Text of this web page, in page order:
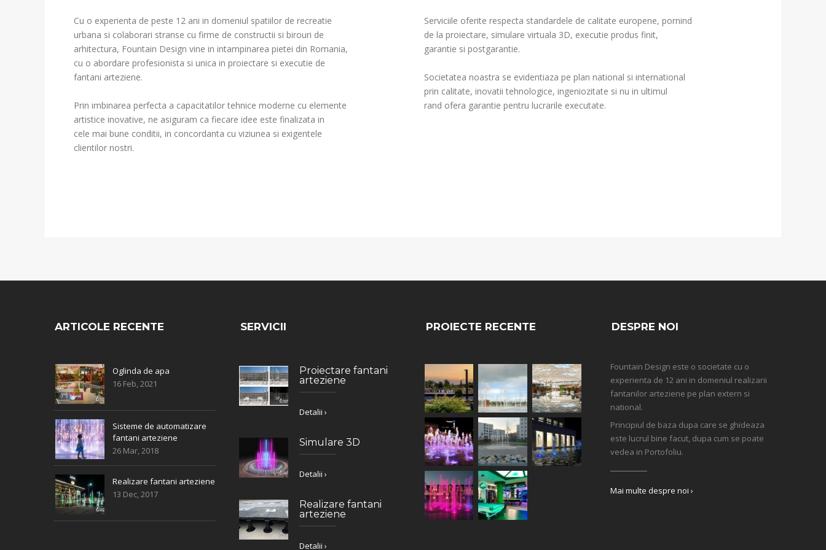
Cu o experienta de peste 12 ani in domeniul spatiilor de recreatie
urbana si colaborari stranse cu firme de constructii si birouri de
arhitectura, Fountain Design vine in intampinarea pietei din Romania,
cu o abordare profesionista si unica in proiectare si executie de
fantani arteziene.
Prin imbinarea perfecta a capacitatilor tehnice moderne cu elemente
artistice inovative, ne asiguram ca fiecare idee este finalizata in
cele mai bune conditii, in concordanta cu viziunea si exigentele
clientilor nostri.
Serviciile oferite respecta standardele de calitate europene, pornind
de la proiectare, simulare virtuala 3D, executie produs finit,
garantie si postgarantie.
Societatea noastra se evidentiaza pe plan national si international
prin calitate, inovatii tehnologice, ingeniozitate si nu in ultimul
rand ofera garantie pentru lucrarile executate.
ARTICOLE RECENTE
Oglinda de apa
16 Feb, 2021
Sisteme de automatizare
fantani arteziene
26 Mar, 2018
Realizare fantani arteziene
13 Dec, 2017
SERVICII
Proiectare fantani
arteziene
Detalii ›
Simulare 3D
Detalii ›
Realizare fantani
arteziene
Detalii ›
PROIECTE RECENTE DESPRE NOI
Fountain Design este o societate cu o
experienta de 12 ani in domeniul realizarii
fantanilor arteziene pe plan extern si
national.
Principiul de baza dupa care se ghideaza
este lucrul bine facut, dupa cum se poate
vedea in Portofoliu.
Mai multe despre noi ›